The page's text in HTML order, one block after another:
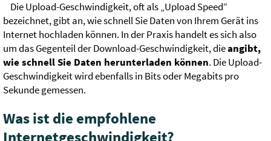
Die Upload-Geschwindigkeit, oft als „Upload Speed“
bezeichnet, gibt an, wie schnell Sie Daten von Ihrem Gerät ins
Internet hochladen können. In der Praxis handelt es sich also
um das Gegenteil der Download-Geschwindigkeit, dieangibt,
wie schnell Sie Daten herunterladen können. Die Upload-
Geschwindigkeit wird ebenfalls in Bits oder Megabits pro
Sekunde gemessen.
Was ist die empfohlene